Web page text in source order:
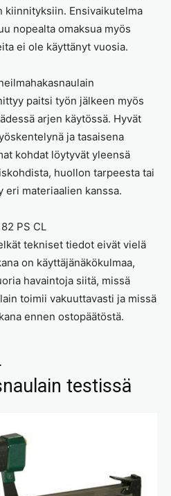
kiinnityksiin. Ensivaikutelma
nopealta omaksua myös
ei ole käyttänyt vuosia.
paitsi työn jälkeen myös
arjen käytössä. Hyvät
ja tasaisena
kohdat löytyvät yleensä
huollon tarpeesta tai
eri materiaalien kanssa.
PS CL
tekniset tiedot eivät vielä
on käyttäjänäkökulmaa,
havaintoja siitä, missä
toimii vakuuttavasti ja missä
ennen ostopäätöstä.
testissä